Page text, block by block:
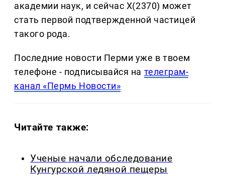
академии наук, и сейчас X(2370) может
стать первой подтвержденной частицей
такого рода.
Последние новости Перми уже в твоем
телефоне - подписывайся на телеграм-
канал «Пермь Новости»
Читайте также:
Ученые начали обследование
Кунгурской ледяной пещеры